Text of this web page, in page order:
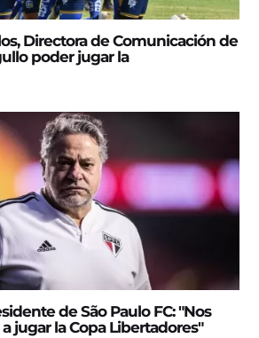
Directora de Comunicación de
poder jugar la
de São Paulo FC: "Nos
jugar la Copa Libertadores"